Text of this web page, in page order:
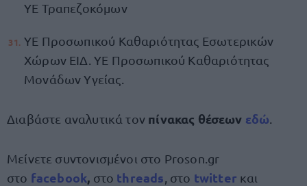
ΥΕ Τραπεζοκόμων
ΥΕ Προσωπικού Καθαριότητας Εσωτερικών
Χώρων ΕΙΔ. ΥΕ Προσωπικού Καθαριότητας
Μονάδων Υγείας.
Διαβάστε αναλυτικά τον πίνακας θέσεων εδώ
Μείνετε συντονισμένοι στο Proson.gr
στο facebook, στο threads , στο twitter και